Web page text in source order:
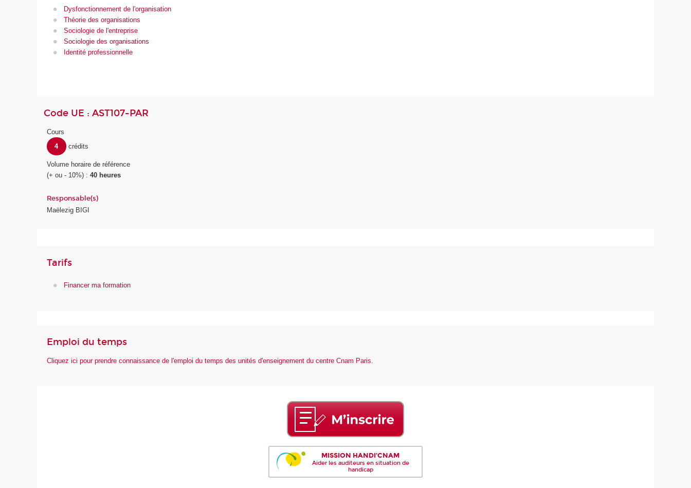
Dysfonctionnement de l'organisation
Théorie des organisations
Sociologie de l'entreprise
Sociologie des organisations
Identité professionnelle
Code UE : AST107-PAR
Cours
4
crédits
Volume horaire de référence
(+ ou - 10%) :40 heures
Responsable(s)
Maëlezig BIGI
Tarifs
Financer ma formation
Emploi du temps
Cliquez ici pour prendre connaissance de l'emploi du temps des unités d'enseignement du centre Cnam Paris.
MISSION HANDI'CNAM
Aider les auditeurs en situation de
handicap